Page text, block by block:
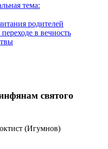
тема:
родителей
в вечность
святого
(Игумнов)